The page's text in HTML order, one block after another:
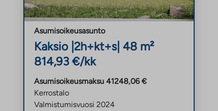
Asumisoikeusasunto
Kaksio | 2h+kt+s| 48 m²
814,93 €/kk
Asumisoikeusmaksu 41248,06 €
Kerrostalo
Valmistumisvuosi 2024